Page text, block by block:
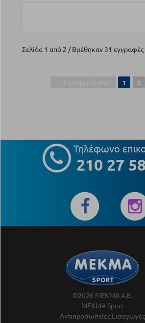
Σελίδα 1 από 2 / Βρέθηκαν 31 εγγραφές
1 2
Τηλέφωνο
210 27
©2026 ΜΕΚΜΑ Α.Ε.
ΜΕΚΜΑ Sport
Αντιπροσωπείες Εισαγωγές